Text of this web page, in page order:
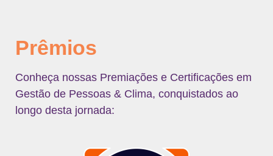
Prêmios
Conheça nossas Premiações e Certificações em
Gestão de Pessoas & Clima, conquistados ao
longo desta jornada: